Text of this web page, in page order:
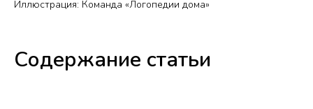
Иллюстрация: Команда «Логопедии дома»
Содержание статьи